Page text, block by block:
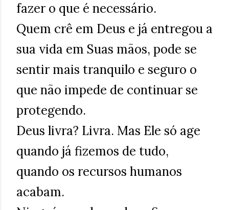
fazer o que é necessário.
Quem crê em Deus e já entregou a
sua vida em Suas mãos, pode se
sentir mais tranquilo e seguro o
que não impede de continuar se
protegendo.
Deus livra? Livra. Mas Ele só age
quando já fizemos de tudo,
quando os recursos humanos
acabam.